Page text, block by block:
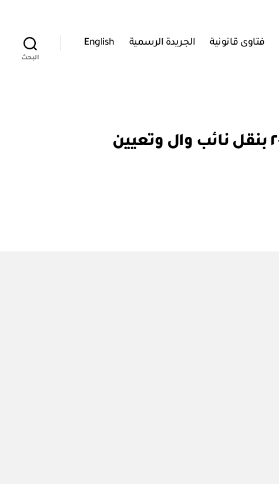
فتاوى قانونية الجريدة الرسمية English
البحث
مكتب وزير الدولة ومحافظ مسقط: قرار وزاري رقم ٣٦ / ٢٠١٩ بنقل نائب وال وتعيين